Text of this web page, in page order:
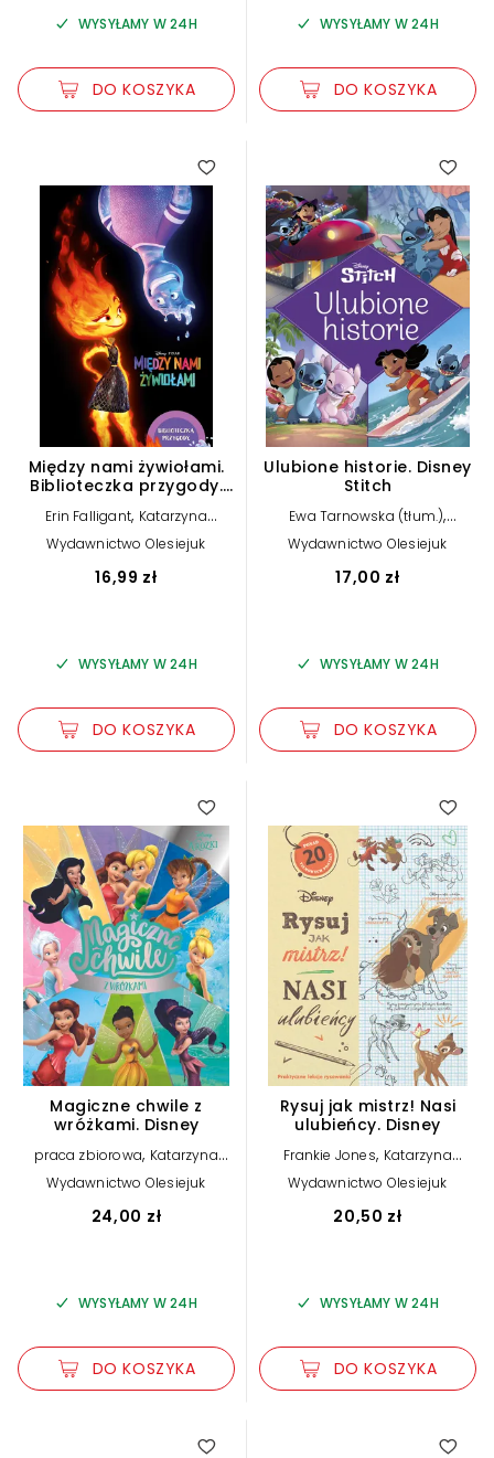
WYSYŁAMY W 24H
DO KOSZYKA
WYSYŁAMY W 24H
DO KOSZYKA
5.00
Między nami żywiołami.
Biblioteczka przygody.
Erin Falligant, Katarzyna
Łączyńska (tłum.)
Wydawnictwo Olesiejuk
16,99 zł
WYSYŁAMY W 24H
DO KOSZYKA
Ulubione historie. Disney
Stitch
Ewa Tarnowska (tłum.),
Katarzyna Łączyńska (tłum.)
praca zbiorowa
Wydawnictwo Olesiejuk
17,00 zł
WYSYŁAMY W 24H
DO KOSZYKA
Magiczne chwile z
wróżkami. Disney
praca zbiorowa, Katarzyna
Łączyńska (tłum.)
Wydawnictwo Olesiejuk
24,00 zł
WYSYŁAMY W 24H
DO KOSZYKA
5.00
Rysuj jak mistrz! Nasi
ulubieńcy. Disney
Frankie Jones, Katarzyna
Łączyńska (tłum.)
Wydawnictwo Olesiejuk
20,50 zł
WYSYŁAMY W 24H
DO KOSZYKA
5.00